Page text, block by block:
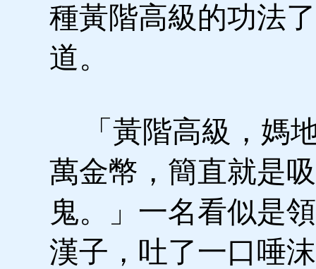
種黃階高級的功法
道。
「黃階高級，媽
萬金幣，簡直就是
鬼。」一名看似是
漢子，吐了一口唾